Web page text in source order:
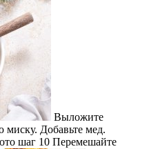
Выложите
Добавьте мед.
Перемешайте